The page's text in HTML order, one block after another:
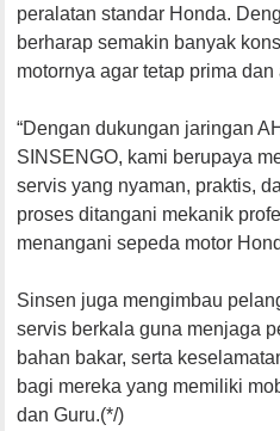
peralatan standar Honda.
berharap semakin banyak
motornya agar tetap prima
“Dengan dukungan jaringan
SINSENGO, kami berupaya
servis yang nyaman, praktis,
proses ditangani mekanik
menangani sepeda motor
Sinsen juga mengimbau
servis berkala guna menjaga
bahan bakar, serta
bagi mereka yang memiliki
dan Guru.(*/)